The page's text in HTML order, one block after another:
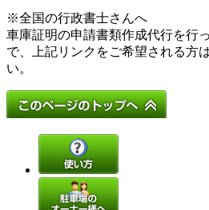
※全国の行政書士さんへ
車庫証明の申請書類作成代行を行
で、上記リンクをご希望される方
い。